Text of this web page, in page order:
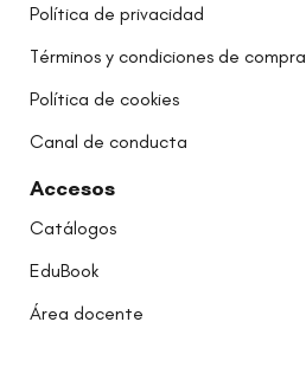
Política de privacidad
Términos y condiciones de compra
Política de cookies
Canal de conducta
Accesos
Catálogos
EduBook
Área docente